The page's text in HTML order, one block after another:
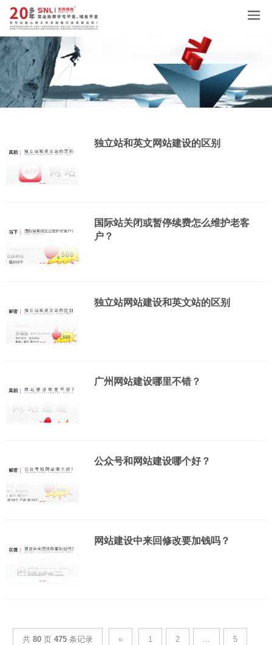
独立站和英文网站建设的区别
国际站关闭或暂停续费怎么维护老客
户？
独立站网站建设和英文站的区别
广州网站建设哪里不错？
公众号和网站建设哪个好？
网站建设中来回修改要加钱吗？
共 80 页 475 条记录 « 1 2 ... 5